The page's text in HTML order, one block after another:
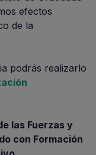
efectos
de la
podrás realizarlo
las Fuerzas y
con Formación